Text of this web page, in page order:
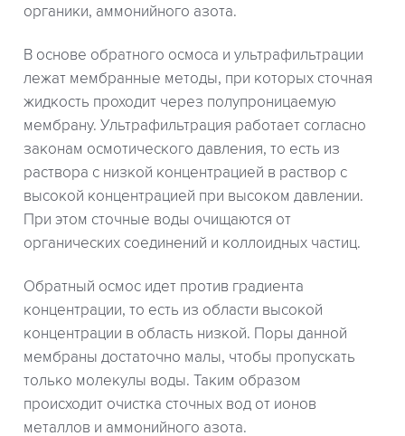
органики, аммонийного азота.
В основе обратного осмоса и ультрафильтрации
лежат мембранные методы, при которых сточная
жидкость проходит через полупроницаемую
мембрану. Ультрафильтрация работает согласно
законам осмотического давления, то есть из
раствора с низкой концентрацией в раствор с
высокой концентрацией при высоком давлении.
При этом сточные воды очищаются от
органических соединений и коллоидных частиц.
Обратный осмос идет против градиента
концентрации, то есть из области высокой
концентрации в область низкой. Поры данной
мембраны достаточно малы, чтобы пропускать
только молекулы воды. Таким образом
происходит очистка сточных вод от ионов
металлов и аммонийного азота.